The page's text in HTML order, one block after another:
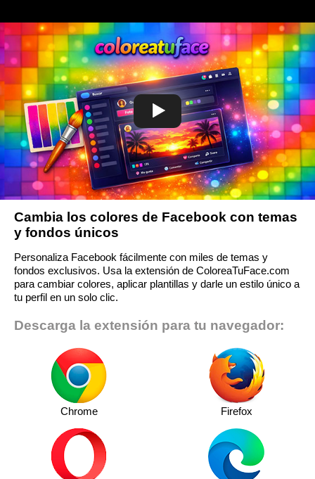
Cambia los colores de Facebook con temas
y fondos únicos
Personaliza Facebook fácilmente con miles de temas y
fondos exclusivos. Usa la extensión de ColoreaTuFace.com
para cambiar colores, aplicar plantillas y darle un estilo único a
tu perfil en un solo clic.
Descarga la extensión para tu navegador:
Chrome Firefox